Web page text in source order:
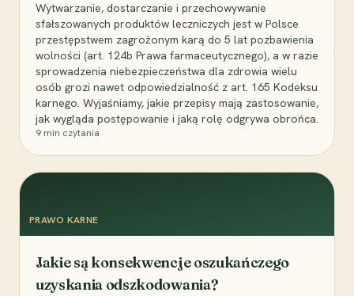
Wytwarzanie, dostarczanie i przechowywanie
sfałszowanych produktów leczniczych jest w Polsce
przestępstwem zagrożonym karą do 5 lat pozbawienia
wolności (art. 124b Prawa farmaceutycznego), a w razie
sprowadzenia niebezpieczeństwa dla zdrowia wielu
osób grozi nawet odpowiedzialność z art. 165 Kodeksu
karnego. Wyjaśniamy, jakie przepisy mają zastosowanie,
jak wygląda postępowanie i jaką rolę odgrywa obrońca.
9 min czytania
PRAWO KARNE
Jakie są konsekwencje oszukańczego
uzyskania odszkodowania?